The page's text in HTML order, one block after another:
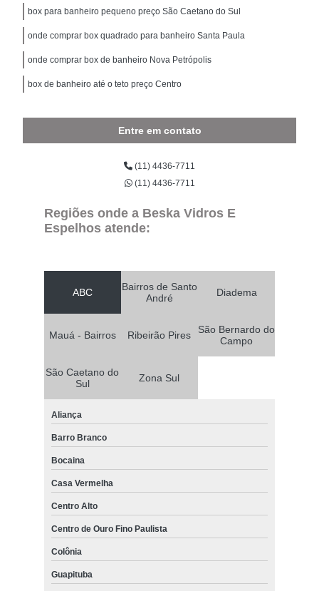
box para banheiro pequeno preço São Caetano do Sul
onde comprar box quadrado para banheiro Santa Paula
onde comprar box de banheiro Nova Petrópolis
box de banheiro até o teto preço Centro
Entre em contato
(11) 4436-7711
(11) 4436-7711
Regiões onde a Beska Vidros E
Espelhos atende:
ABC
Bairros de Santo
André
Diadema
Mauá - Bairros Ribeirão Pires
São Bernardo do
Campo
São Caetano do
Sul
Zona Sul
Aliança
Barro Branco
Bocaina
Casa Vermelha
Centro Alto
Centro de Ouro Fino Paulista
Colônia
Guapituba